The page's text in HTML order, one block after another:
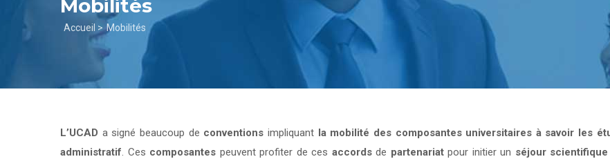
Mobilités
Fil
d'Ariane
Accueil > Mobilités
L’UCAD a signé beaucoup de conventions impliquant la mobilité des composantes universitaires à savoir les
administratif. Ces composantes peuvent profiter de ces accordsde partenariatpour initier un séjour scientifique